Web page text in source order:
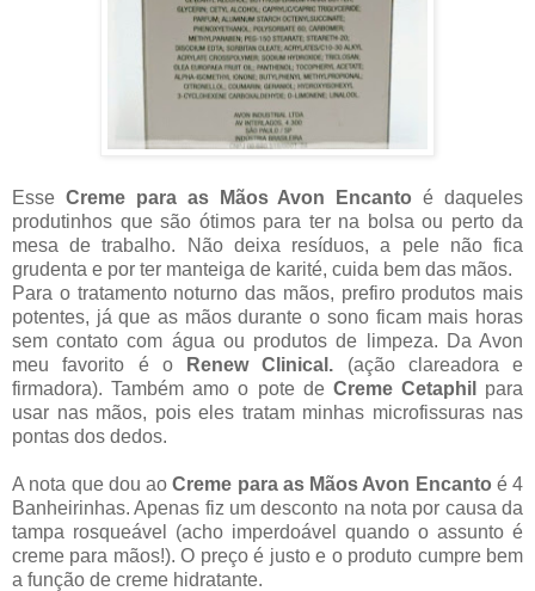
Esse Creme para as Mãos Avon Encanto é daqueles
produtinhos que são ótimos para ter na bolsa ou perto da
mesa de trabalho. Não deixa resíduos, a pele não fica
grudenta e por ter manteiga de karité, cuida bem das mãos.
Para o tratamento noturno das mãos, prefiro produtos mais
potentes, já que as mãos durante o sono ficam mais horas
sem contato com água ou produtos de limpeza. Da Avon
meu favorito é oRenew Clinical. (ação clareadora e
firmadora). Também amo o pote de Creme Cetaphil
para
usar nas mãos, pois eles tratam minhas microfissuras nas
pontas dos dedos.
A nota que dou aoCreme para as Mãos Avon Encanto é 4
Banheirinhas. Apenas fiz um desconto na nota por causa da
tampa rosqueável (acho imperdoável quando o assunto é
creme para mãos!). O preço é justo e o produto cumpre bem
a função de creme hidratante.